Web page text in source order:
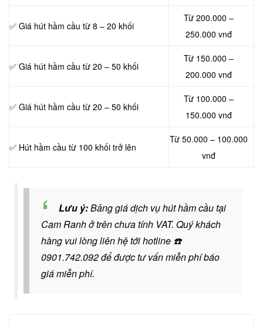
✅ Giá hút hầm cầu từ 8 – 20 khối
Từ 200.000 –
250.000 vnđ
✅ Giá hút hầm cầu từ 20 – 50 khối
Từ 150.000 –
200.000 vnđ
✅ Giá hút hầm cầu từ 20 – 50 khối
Từ 100.000 –
150.000 vnđ
✅ Hút hầm cầu từ 100 khối trở lên
Từ 50.000 – 100.000
vnđ
Lưu ý:Bảng giá dịch vụ hút hầm cầu tại
Cam Ranh ở trên chưa tính VAT. Quý khách
hàng vui lòng liên hệ tới hotline ☎️
0901.742.092để được tư vấn miễn phí báo
giá miễn phí.